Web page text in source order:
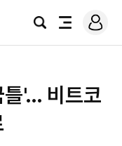
검
전
로
그
틀'… 비트코